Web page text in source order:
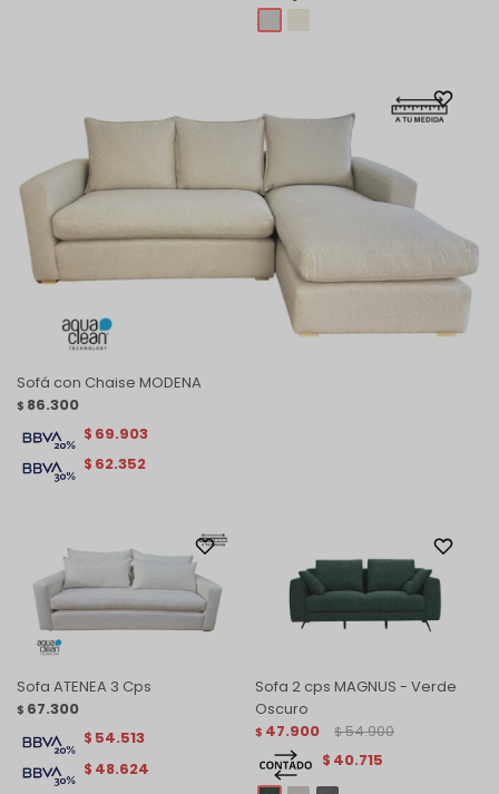
Sofá con Chaise MODENA
$ 86.300
$ 62.352
$ 69.903
Sofa ATENEA 3 Cps
$ 67.300
$ 48.624
$ 54.513
Sofa 2 cps MAGNUS - Verde
Oscuro
$ 47.900 $ 54.900
$ 40.715